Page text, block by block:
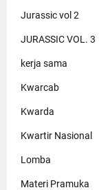
Jurassic vol 2
JURASSIC VOL. 3
kerja sama
Kwarcab
Kwarda
Kwartir Nasional
Lomba
Materi Pramuka